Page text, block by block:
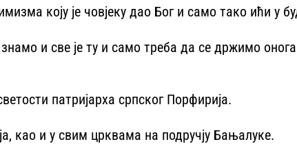
коју је човјеку дао Бог и само тако ићи у
и све је ту и само треба да се држимо онога
патријарха српског Порфирија.
као и у свим црквама на подручју Бањалуке.